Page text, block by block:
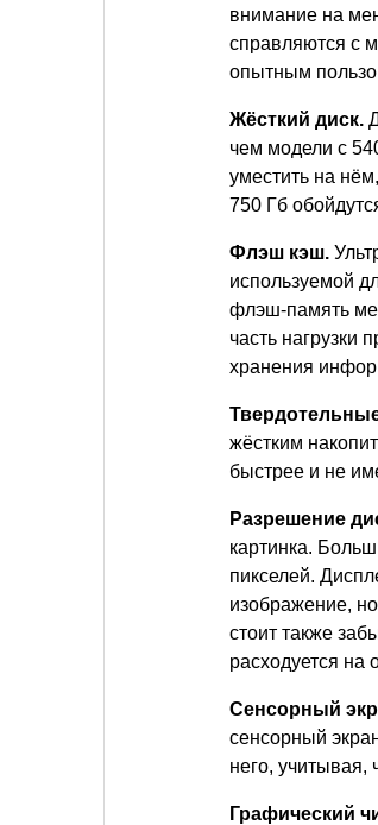
внимание на
справляются с
опытным
Жёсткий диск.
чем модели с
уместить на
750 Гб
Флэш кэш.
используемой
флэш-память
часть нагрузки
хранения
жёстким
быстрее и не
Разрешение
картинка.
пикселей.
изображение,
стоит также
расходуется на
Сенсорный
сенсорный
него,
Графический